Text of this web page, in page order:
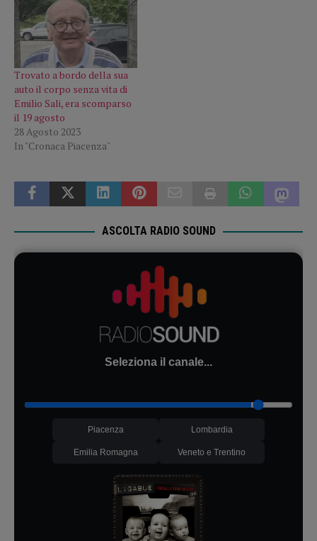
Trovato a bordo della sua
auto il corpo senza vita di
Emilio Sali, era scomparso
il 19 agosto
28 Agosto 2023
In "Cronaca Piacenza"
ASCOLTA RADIO SOUND
Seleziona il canale...
Piacenza Lombardia
Emilia Romagna Veneto e Trentino